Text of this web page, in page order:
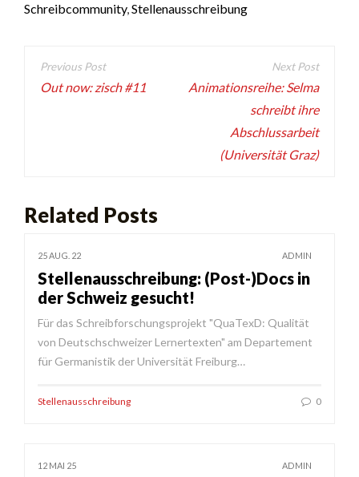
Schreibcommunity,Stellenausschreibung
Beitragsnavigation
Out now: zisch #11
Animationsreihe: Selma
schreibt ihre
Abschlussarbeit
(Universität Graz)
Related Posts
25 AUG. 22 ADMIN
Stellenausschreibung: (Post-)Docs in
der Schweiz gesucht!
Für das Schreibforschungsprojekt "QuaTexD: Qualität
von Deutschschweizer Lernertexten" am Departement
für Germanistik der Universität Freiburg…
Stellenausschreibung 0
12 MAI 25 ADMIN